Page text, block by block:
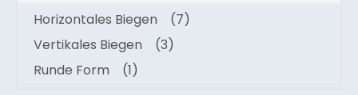
Horizontales Biegen
(7)
Vertikales Biegen
(3)
Runde Form
(1)